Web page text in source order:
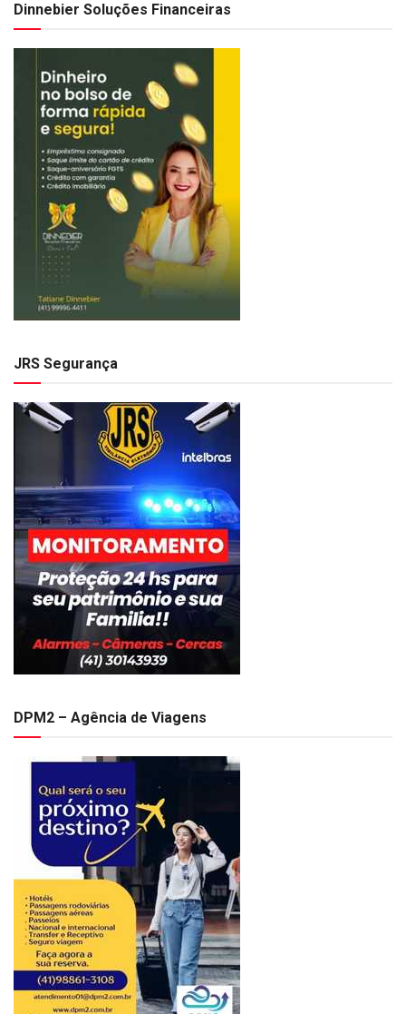
Dinnebier Soluções Financeiras
JRS Segurança
DPM2 – Agência de Viagens